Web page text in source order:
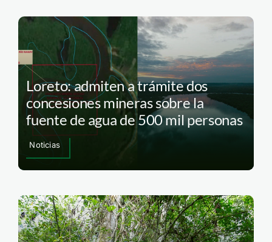
Loreto: admiten a trámite dos
concesiones mineras sobre la
fuente de agua de 500 mil personas
Noticias